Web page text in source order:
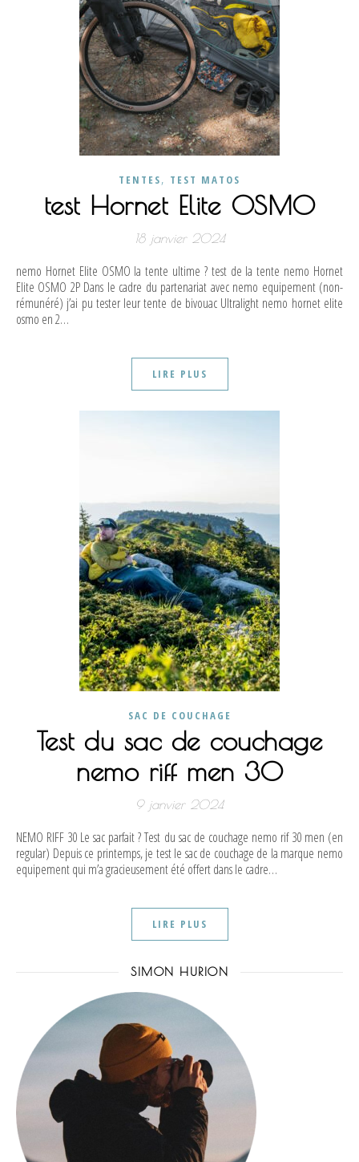
TENTES, TEST MATOS
test Hornet Elite OSMO
18 janvier 2024
nemo Hornet Elite OSMO la tente ultime ? test de la tente nemo Hornet
Elite OSMO 2P Dans le cadre du partenariat avec nemo equipement (non-
rémunéré) j’ai pu tester leur tente de bivouac Ultralight nemo hornet elite
osmo en 2…
LIRE PLUS
SAC DE COUCHAGE
Test du sac de couchage
nemo riff men 30
9 janvier 2024
NEMO RIFF 30 Le sac parfait ? Test du sac de couchage nemo rif 30 men (en
regular) Depuis ce printemps, je test le sac de couchage de la marque nemo
equipement qui m’a gracieusement été offert dans le cadre…
LIRE PLUS
SIMON HURION